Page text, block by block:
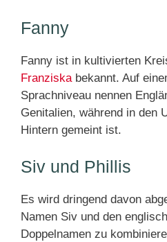
Fanny
Fanny ist in kultivierten
Franziska bekannt. Auf
Sprachniveau nennen
Genitalien, während in den
Hintern gemeint ist.
Siv und Phillis
Es wird dringend davon
Namen Siv und den
Doppelnamen zu